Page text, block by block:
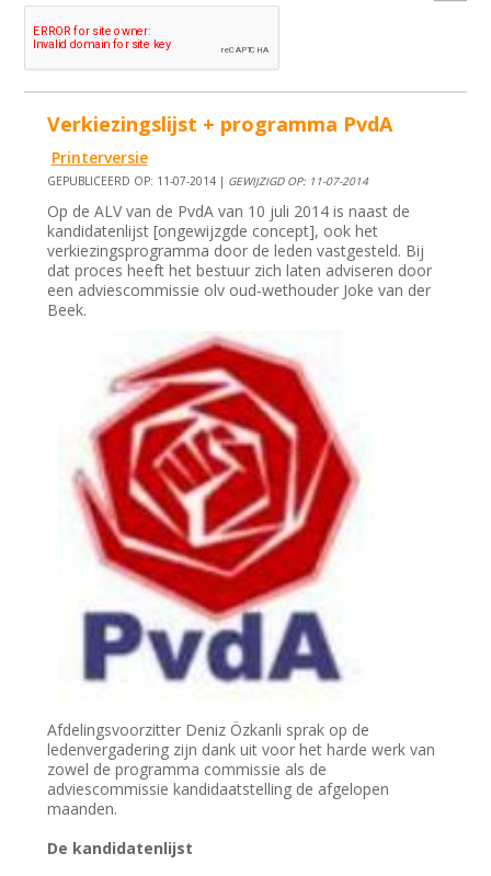
Verkiezingslijst + programma PvdA
Printerversie
GEPUBLICEERD OP: 11-07-2014 | GEWIJZIGD OP: 11-07-2014
Op de ALV van de PvdA van 10 juli 2014 is naast de
kandidatenlijst [ongewijzgde concept], ook het
verkiezingsprogramma door de leden vastgesteld. Bij
dat proces heeft het bestuur zich laten adviseren door
een adviescommissie olv oud-wethouder Joke van der
Beek.
Afdelingsvoorzitter Deniz Özkanli sprak op de
ledenvergadering zijn dank uit voor het harde werk van
zowel de programma commissie als de
adviescommissie kandidaatstelling de afgelopen
maanden.
De kandidatenlijst